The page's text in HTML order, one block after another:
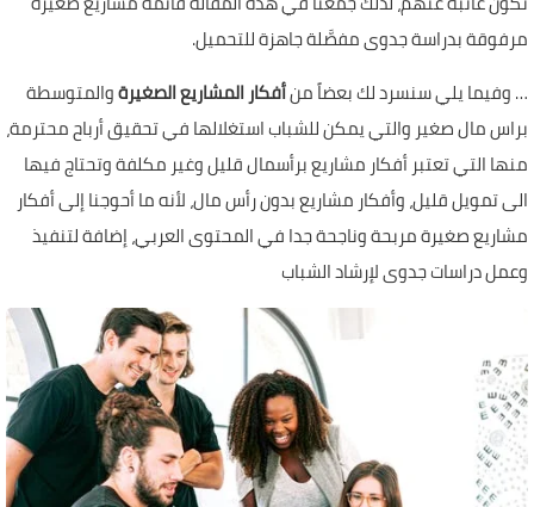
مرفوقة بدراسة جدوى مفصَّلة جاهزة للتحميل.
… وفيما يلي سنسرد لك بعضاً منأفكار المشاريع الصغيرةوالمتوسطة
براس مال صغير والتي يمكن للشباب استغلالها في تحقيق أرباح محترمة،
منها التي تعتبر أفكار مشاريع برأسمال قليل وغير مكلفة وتحتاج فيها
الى تمويل قليل، وأفكار مشاريع بدون رأس مال، لأنه ما أحوجنا إلى أفكار
مشاريع صغيرة مربحة وناجحة جدا في المحتوى العربي، إضافة لتنفيذ
وعمل دراسات جدوى لإرشاد الشباب